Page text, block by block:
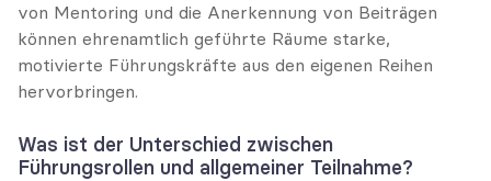
von Mentoring und die Anerkennung von Beiträgen
können ehrenamtlich geführte Räume starke,
motivierte Führungskräfte aus den eigenen Reihen
hervorbringen.
Was ist der Unterschied zwischen
Führungsrollen und allgemeiner Teilnahme?